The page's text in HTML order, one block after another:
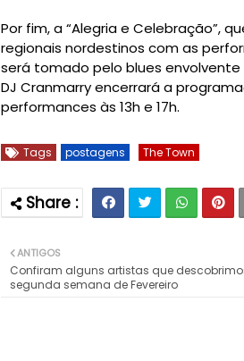
Por fim, a “Alegria e Celebração”,
regionais nordestinos com as
será tomado pelo blues envolvente
DJ Cranmarry encerrará a
performances às 13h e 17h.
Tags postagens The Town
ANTIGOS
Confiram alguns artistas que
segunda semana de Fevereiro